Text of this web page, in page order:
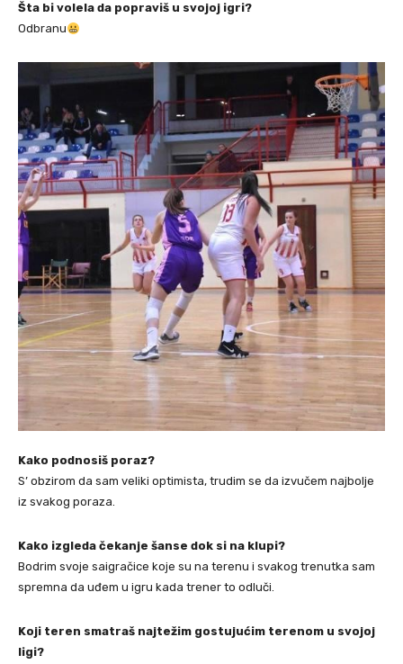
Šta bi volela da popraviš u svojoj igri?
Odbranu
Kako podnosiš poraz?
S’ obzirom da sam veliki optimista, trudim se da izvučem najbolje
iz svakog poraza.
Kako izgleda čekanje šanse dok si na klupi?
Bodrim svoje saigračice koje su na terenu i svakog trenutka sam
spremna da uđem u igru kada trener to odluči.
Koji teren smatraš najtežim gostujućim terenom u svojoj
ligi?